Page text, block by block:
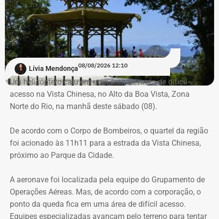
de uma criança de 2 anos — Foto: Reprodução.
criança de 2 anos — Foto: Reprodução.
O pedido de Búzios à Justiça
Em caráter urgente, antes da apresentação da defesa das
empresas, a prefeitura solicitou:
Há registro de fogo na região, e militares especializados
em combate a incêndios florestais também foram
mobilizados.
Para dar apoio às buscas do Corpo de Bombeiros, o
ICMBio informou que um pequeno e restrito trecho da
Estrada da Vista Chinesa, em frente ao pagode chinês da
Vista Chinesa, foi interditado. A Vista Chinesa fica dentro
Lívia Mendonça08/08/2026 12:10
Um helicóptero caiu em uma área de mata de difícil
acesso na Vista Chinesa, no Alto da Boa Vista, Zona
Norte do Rio, na manhã deste sábado (08).
De acordo com o Corpo de Bombeiros, o quartel da região
foi acionado às 11h11 para a estrada da Vista Chinesa,
próximo ao Parque da Cidade.
A aeronave foi localizada pela equipe do Grupamento de
Operações Aéreas. Mas, de acordo com a corporação, o
ponto da queda fica em uma área de difícil acesso.
Equipes especializadas avançam pelo terreno para tentar